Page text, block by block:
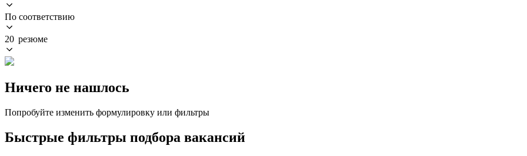
По соответствию
20 резюме
Ничего не нашлось
Попробуйте изменить формулировку или фильтры
Быстрые фильтры подбора вакансий